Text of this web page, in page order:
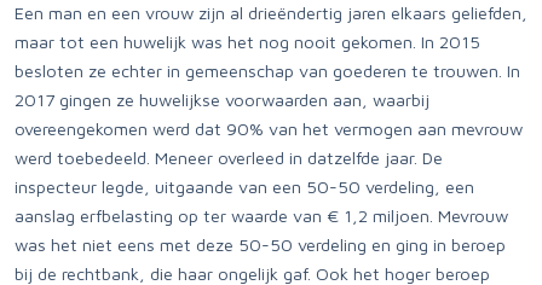
Een man en een vrouw zijn al drieëndertig jaren elkaars geliefden,
maar tot een huwelijk was het nog nooit gekomen. In 2015
besloten ze echter in gemeenschap van goederen te trouwen. In
2017 gingen ze huwelijkse voorwaarden aan, waarbij
overeengekomen werd dat 90% van het vermogen aan mevrouw
werd toebedeeld. Meneer overleed in datzelfde jaar. De
inspecteur legde, uitgaande van een 50-50 verdeling, een
aanslag erfbelasting op ter waarde van € 1,2 miljoen. Mevrouw
was het niet eens met deze 50-50 verdeling en ging in beroep
bij de rechtbank, die haar ongelijk gaf. Ook het hoger beroep